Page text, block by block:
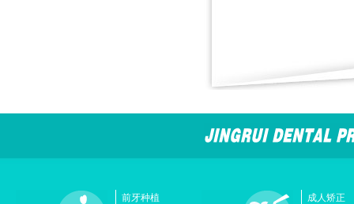
前牙种植
成人矫正